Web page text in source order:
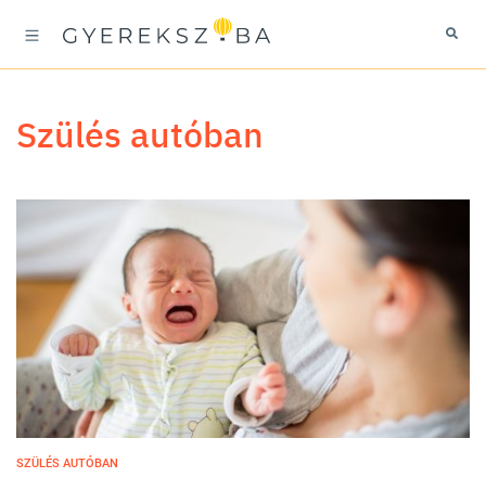
szülés autóban
SZÜLÉS AUTÓBAN